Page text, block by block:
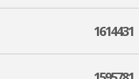
1614431